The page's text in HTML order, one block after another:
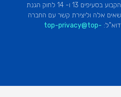
אודותיהם ולבקש לתקנו ע"פ הקבוע בסעיפים 13 ו- 14 לחוק הגנת
אלה וליצירת קשר עם החברה
דוא"ל: top-privacy@top-